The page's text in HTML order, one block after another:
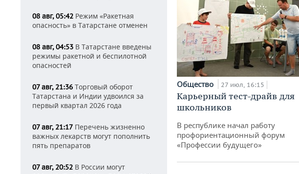
08 авг, 05:42 Режим «Ракетная
опасность» в Татарстане отменен
08 авг, 04:53 В Татарстане введены
режимы ракетной и беспилотной
опасностей
07 авг, 21:36 Торговый оборот
Татарстана и Индии удвоился за
первый квартал 2026 года
07 авг, 21:17 Перечень жизненно
важных лекарств могут пополнить
пять препаратов
07 авг, 20:52 В России могут
Общество 27 июл, 16:15
Карьерный тест-драйв для
школьников
В республике начал работу
профориентационный форум
«Профессии будущего»